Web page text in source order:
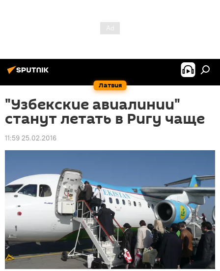
Латвия
"Узбекские авиалинии"
станут летать в Ригу чаще
11:59 25.02.2016